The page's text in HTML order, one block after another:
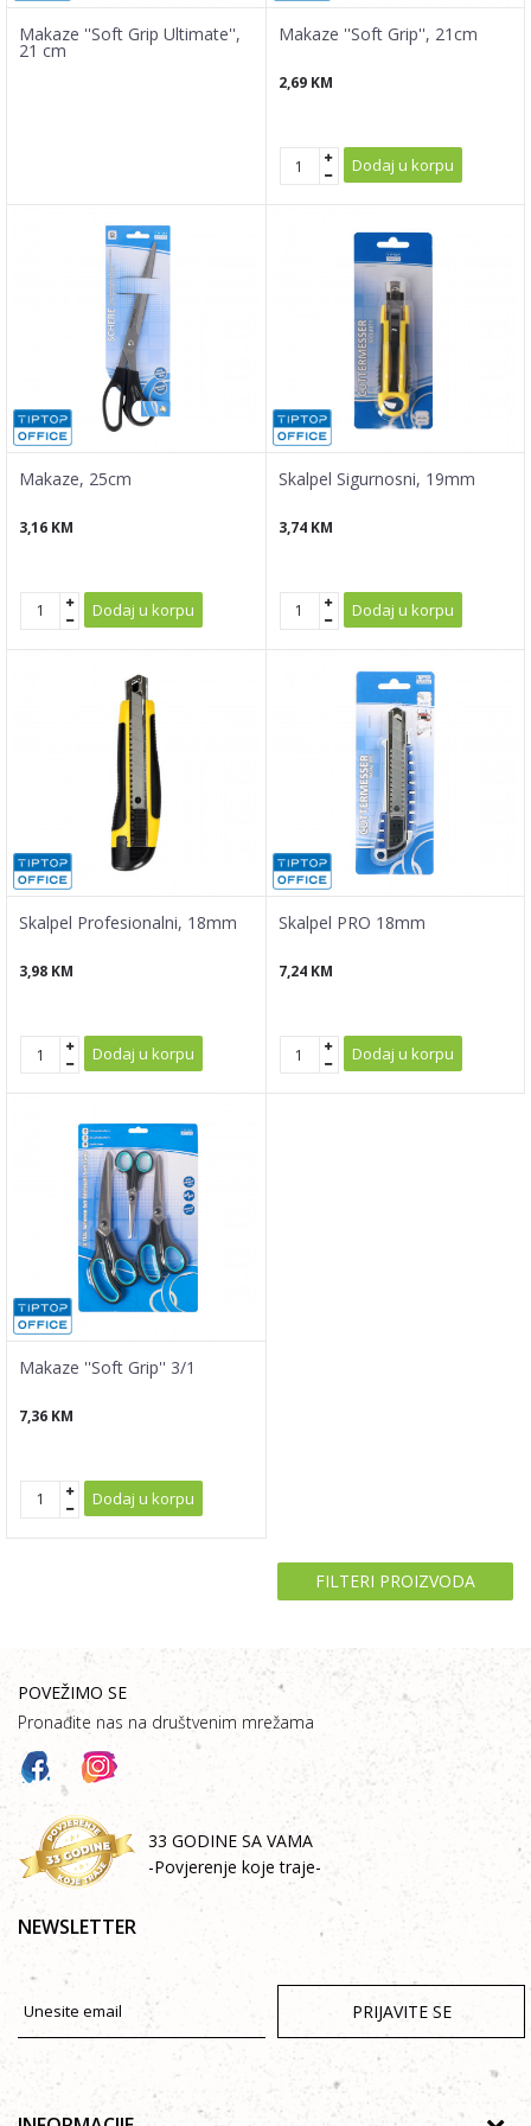
Makaze ''Soft Grip Ultimate'',
21 cm
Makaze ''Soft Grip'', 21cm
2,69 KM
Dodaj u korpu
Makaze, 25cm
3,16 KM
Dodaj u korpu
Skalpel Sigurnosni, 19mm
3,74 KM
Dodaj u korpu
Skalpel Profesionalni, 18mm
3,98 KM
Dodaj u korpu
Skalpel PRO 18mm
7,24 KM
Dodaj u korpu
Makaze ''Soft Grip'' 3/1
7,36 KM
Dodaj u korpu
FILTERI PROIZVODA
POVEŽIMO SE
Pronađite nas na društvenim mrežama
33 GODINE SA VAMA
-Povjerenje koje traje-
NEWSLETTER
PRIJAVITE SE